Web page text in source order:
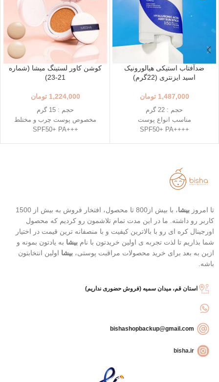
ضدآفتاب استیکی هیالورونیک
اسید ایزنتری (22گرم)
1,487,000 تومان
حجم : 22 گرم
مناسب انواع پوست
++++SPF50+ PA
تاریخ انقضاء : 2026/03/04
کوشن کاور لستینگ میشا (شماره
21-23)
1,224,000 تومان
حجم : 15 گرم
مخصوص پوست چرب و مختلط
+++SPF50+ PA
تا امروز بیشا
، با بیش از800 تا محصول، افتخار فروش به بیش از 1500
کاربر رو داشته. ما در این مدت تمام تلاشمون رو کردیم که محصول
اورجینال کره ای رو با بالاترین کیفیت و با منصفانه ترین قیمت در اختیار
شما بذاریم تا لذت تجربه ی اولین خریدتون با نام بیشا به یادتون بمونه و
ازین به بعد برای خرید محصولات مراقبت پوستی، بیشا اولین انتخابتون
باشه.
استان قم، میدان سمیه (فروش حضوری نداریم)
bisha.ir